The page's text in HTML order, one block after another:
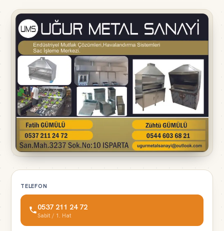
TELEFON
0537 211 24 72
Sabit / 1. Hat